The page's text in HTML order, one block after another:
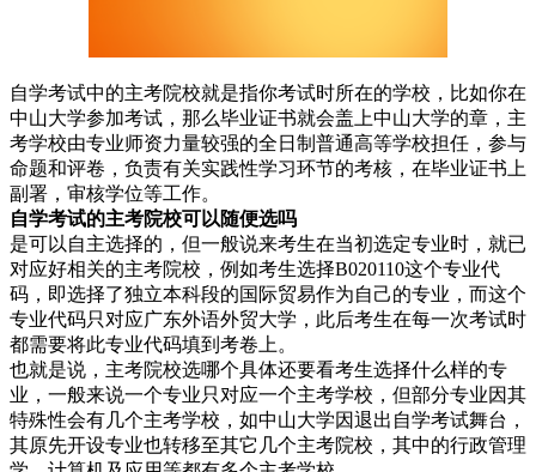
自学考试中的主考院校就是指你考试时所在的学校，比如你在
中山大学参加考试，那么毕业证书就会盖上中山大学的章，主
考学校由专业师资力量较强的全日制普通高等学校担任，参与
命题和评卷，负责有关实践性学习环节的考核，在毕业证书上
副署，审核学位等工作。
自学考试的主考院校可以随便选吗
是可以自主选择的，但一般说来考生在当初选定专业时，就已
对应好相关的主考院校，例如考生选择B020110这个专业代
码，即选择了独立本科段的国际贸易作为自己的专业，而这个
专业代码只对应广东外语外贸大学，此后考生在每一次考试时
都需要将此专业代码填到考卷上。
也就是说，主考院校选哪个具体还要看考生选择什么样的专
业，一般来说一个专业只对应一个主考学校，但部分专业因其
特殊性会有几个主考学校，如中山大学因退出自学考试舞台，
其原先开设专业也转移至其它几个主考院校，其中的行政管理